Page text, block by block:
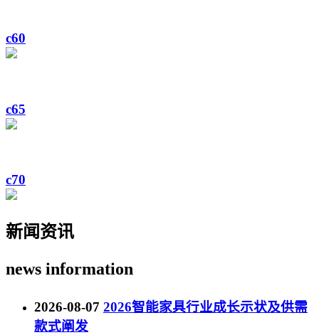
c60
c65
c70
新闻资讯
news information
2026-08-07 2026智能家具行业成长示状及供需
款式阐发